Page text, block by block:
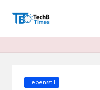
T
h
Posted
Lebensstil